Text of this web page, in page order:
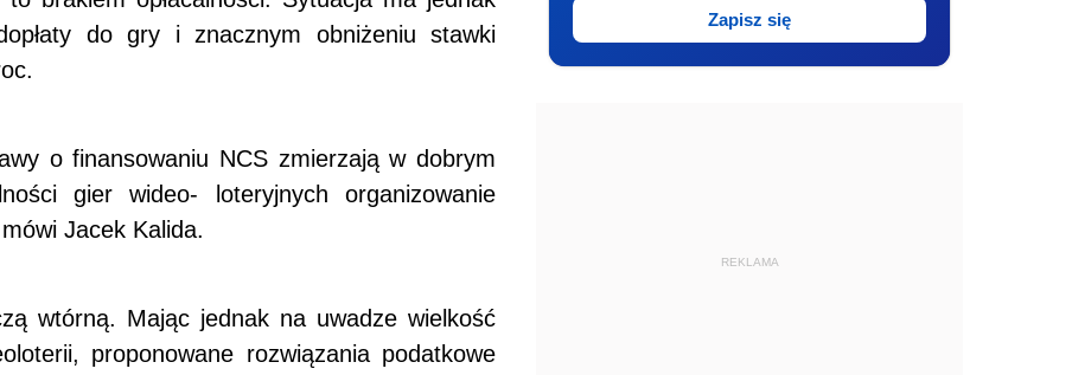
do gry i znacznym obniżeniu stawki
o finansowaniu NCS zmierzają w dobrym
gier wideo- loteryjnych organizowanie
Jacek Kalida.
wtórną. Mając jednak na uwadze wielkość
proponowane rozwiązania podatkowe
Zapisz się
REKLAMA